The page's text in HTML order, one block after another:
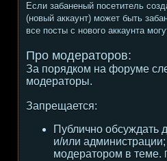
Если забаненый посетитель
(новый аккаунт) может быть
все посты с нового аккаунта
Про модераторов:
За порядком на форуме
модераторы.
Запрещается:
Публично обсуждать
и/или администрации;
модератором в теме.